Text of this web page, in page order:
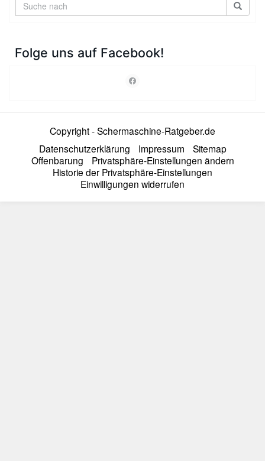
Folge uns auf Facebook!
Copyright - Schermaschine-Ratgeber.de
Datenschutzerklärung
Impressum
Sitemap
Offenbarung
Privatsphäre-Einstellungen ändern
Historie der Privatsphäre-Einstellungen
Einwilligungen widerrufen